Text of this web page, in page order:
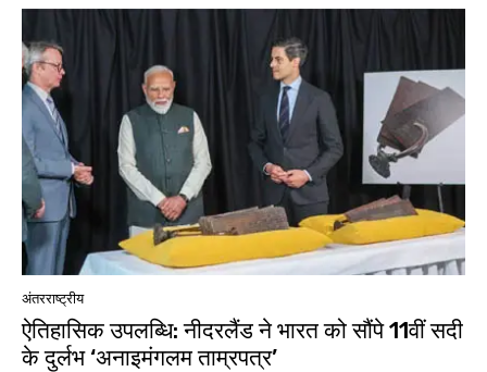
अंतरराष्ट्रीय
ऐतिहासिक उपलब्धि: नीदरलैंड ने भारत को सौंपे 11वीं सदी
के दुर्लभ ‘अनाइमंगलम ताम्रपत्र’